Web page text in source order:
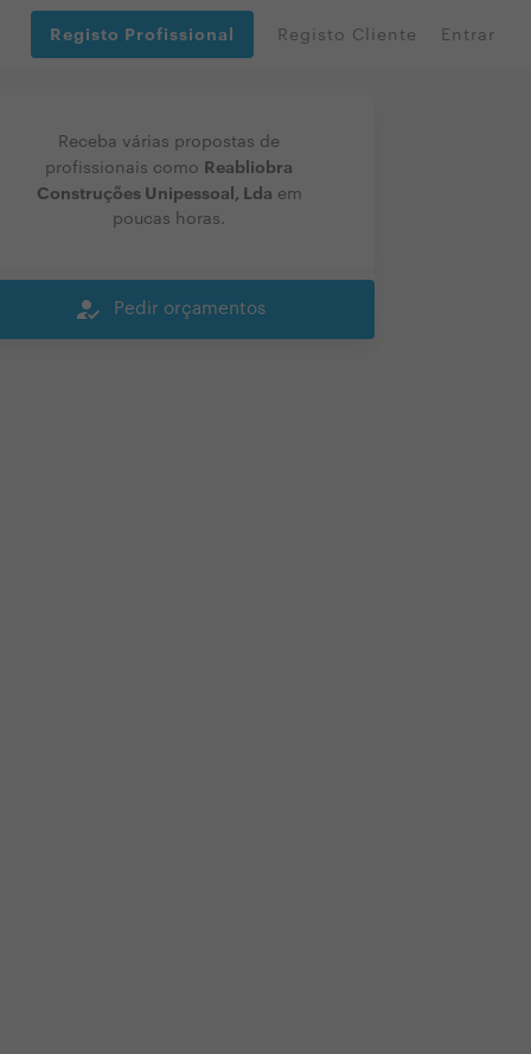
Registo Profissional Registo Cliente Entrar
Receba várias propostas de
profissionais como Reabliobra
Construções Unipessoal, Lda em
poucas horas.
how_to_reg Pedir orçamentos